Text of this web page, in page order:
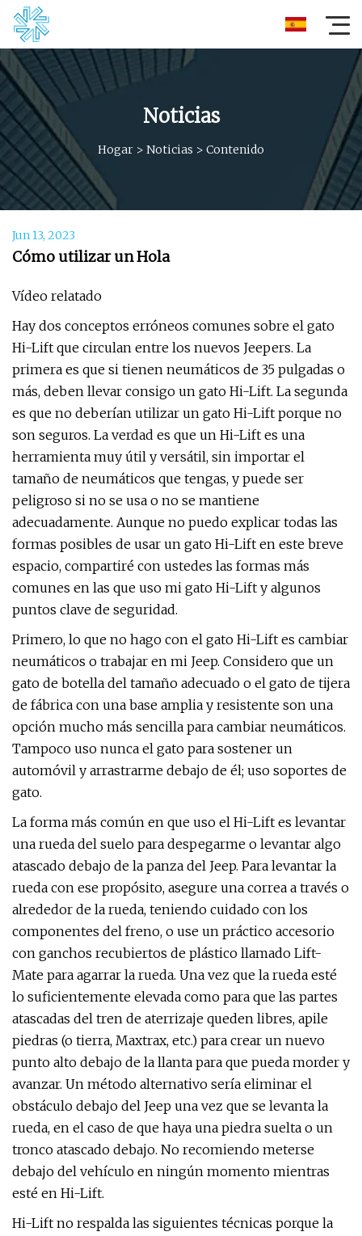
Noticias
Hogar > Noticias > Contenido
Jun 13, 2023
Cómo utilizar un Hola
Vídeo relatado
Hay dos conceptos erróneos comunes sobre el gato
Hi-Lift que circulan entre los nuevos Jeepers. La
primera es que si tienen neumáticos de 35 pulgadas o
más, deben llevar consigo un gato Hi-Lift. La segunda
es que no deberían utilizar un gato Hi-Lift porque no
son seguros. La verdad es que un Hi-Lift es una
herramienta muy útil y versátil, sin importar el
tamaño de neumáticos que tengas, y puede ser
peligroso si no se usa o no se mantiene
adecuadamente. Aunque no puedo explicar todas las
formas posibles de usar un gato Hi-Lift en este breve
espacio, compartiré con ustedes las formas más
comunes en las que uso mi gato Hi-Lift y algunos
puntos clave de seguridad.
Primero, lo que no hago con el gato Hi-Lift es cambiar
neumáticos o trabajar en mi Jeep. Considero que un
gato de botella del tamaño adecuado o el gato de tijera
de fábrica con una base amplia y resistente son una
opción mucho más sencilla para cambiar neumáticos.
Tampoco uso nunca el gato para sostener un
automóvil y arrastrarme debajo de él; uso soportes de
gato.
La forma más común en que uso el Hi-Lift es levantar
una rueda del suelo para despegarme o levantar algo
atascado debajo de la panza del Jeep. Para levantar la
rueda con ese propósito, asegure una correa a través o
alrededor de la rueda, teniendo cuidado con los
componentes del freno, o use un práctico accesorio
con ganchos recubiertos de plástico llamado Lift-
Mate para agarrar la rueda. Una vez que la rueda esté
lo suficientemente elevada como para que las partes
atascadas del tren de aterrizaje queden libres, apile
piedras (o tierra, Maxtrax, etc.) para crear un nuevo
punto alto debajo de la llanta para que pueda morder y
avanzar. Un método alternativo sería eliminar el
obstáculo debajo del Jeep una vez que se levanta la
rueda, en el caso de que haya una piedra suelta o un
tronco atascado debajo. No recomiendo meterse
debajo del vehículo en ningún momento mientras
esté en Hi-Lift.
Hi-Lift no respalda las siguientes técnicas porque la